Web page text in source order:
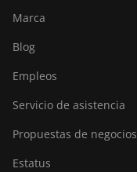
Marca
Blog
Empleos
Servicio de asistencia
Propuestas de negocios
Estatus